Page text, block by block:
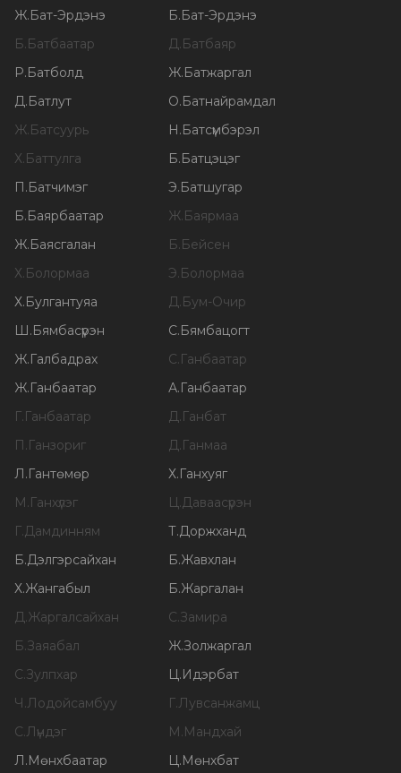
Ж.Бат-Эрдэнэ Б.Бат-Эрдэнэ
Б.Батбаатар Д.Батбаяр
Р.Батболд Ж.Батжаргал
Д.Батлут О.Батнайрамдал
Ж.Батсуурь Н.Батсүмбэрэл
Х.Баттулга Б.Батцэцэг
П.Батчимэг Э.Батшугар
Б.Баярбаатар Ж.Баярмаа
Ж.Баясгалан Б.Бейсен
Х.Болормаа Э.Болормаа
Х.Булгантуяа Д.Бум-Очир
Ш.Бямбасүрэн С.Бямбацогт
Ж.Галбадрах С.Ганбаатар
Ж.Ганбаатар А.Ганбаатар
Г.Ганбаатар Д.Ганбат
П.Ганзориг Д.Ганмаа
Л.Гантөмөр Х.Ганхуяг
М.Ганхүлэг Ц.Даваасүрэн
Г.Дамдинням Т.Доржханд
Б.Дэлгэрсайхан Б.Жавхлан
Х.Жангабыл Б.Жаргалан
Д.Жаргалсайхан С.Замира
Б.Заяабал Ж.Золжаргал
С.Зулпхар Ц.Идэрбат
Ч.Лодойсамбуу Г.Лувсанжамц
С.Лүндэг М.Мандхай
Л.Мөнхбаатар Ц.Мөнхбат